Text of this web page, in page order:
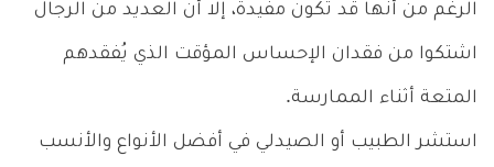
الرغم من أنها قد تكون مفيدة، إلا أن العديد من الرجال
اشتكوا من فقدان الإحساس المؤقت الذي يُفقدهم
المتعة أثناء الممارسة.
استشر الطبيب أو الصيدلي في أفضل الأنواع والأنسب